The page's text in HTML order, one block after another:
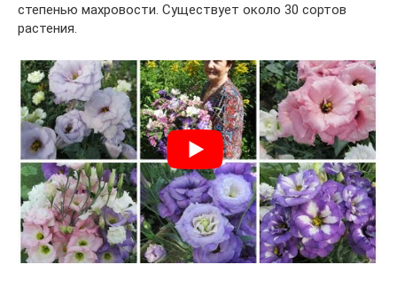
степенью махровости. Существует около 30 сортов
растения.